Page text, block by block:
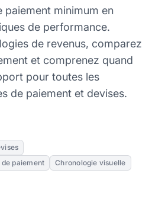
paiement minimum en
de performance.
de revenus, comparez
et comprenez quand
pour toutes les
de paiement et devises.
paiement
Chronologie visuelle